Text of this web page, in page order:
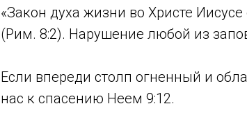
«Закон духа жизни во Христе
(Рим. 8:2). Нарушение любой из
Если впереди столп огненный и
нас к спасению Неем 9:12.